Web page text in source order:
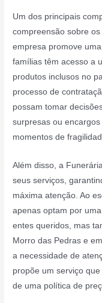
Um dos principais
compreensão sobre
empresa promove
famílias têm acesso a
produtos inclusos no
processo de
possam tomar
surpresas ou
momentos de
Além disso, a
seus serviços,
máxima atenção. Ao
apenas optam por
entes queridos, mas
Morro das Pedras e
a necessidade de
propõe um serviço
de uma política de